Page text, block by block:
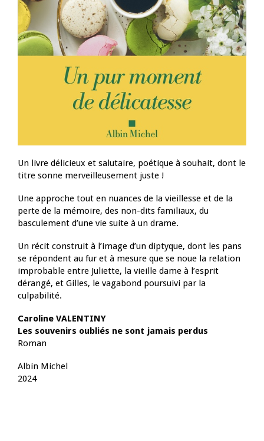
Un livre délicieux et salutaire, poétique à souhait, dont le
titre sonne merveilleusement juste !
Une approche tout en nuances de la vieillesse et de la
perte de la mémoire, des non-dits familiaux, du
basculement d’une vie suite à un drame.
Un récit construit à l’image d’un diptyque, dont les pans
se répondent au fur et à mesure que se noue la relation
improbable entre Juliette, la vieille dame à l’esprit
dérangé, et Gilles, le vagabond poursuivi par la
culpabilité.
Caroline VALENTINY
Les souvenirs oubliés ne sont jamais perdus
Roman
Albin Michel
2024